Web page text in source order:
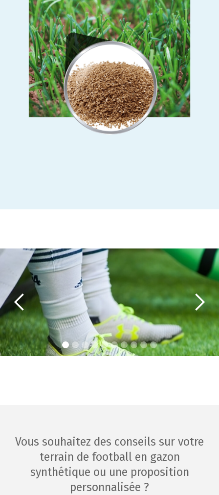
Vous souhaitez des conseils sur votre
terrain de football en gazon
synthétique ou une proposition
personnalisée ?